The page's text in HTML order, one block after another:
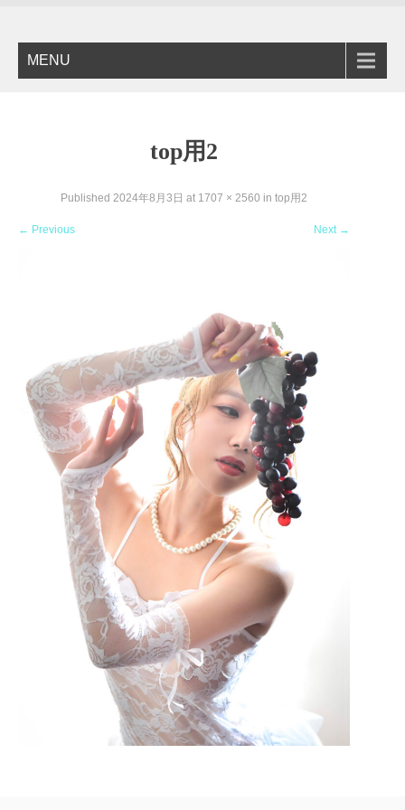
MENU
top用2
Published2024年8月3日 at 1707 × 2560 intop用2
← Previous Next →